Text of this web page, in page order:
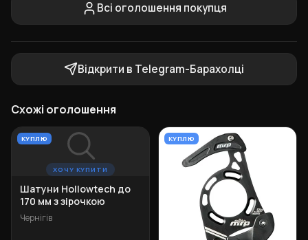
Всі оголошення покупця
Відкрити в Telegram-Барахолці
Схожі оголошення
ХОЧУ КУПИТИ
КУПЛЮ
Шатуни Hollowtech до
170 мм з зірочкою
Чернігів
КУПЛЮ